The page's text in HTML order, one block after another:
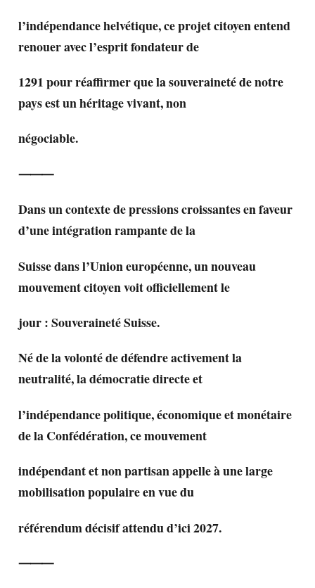
l’indépendance helvétique, ce projet citoyen entend
renouer avec l’esprit fondateur de
1291 pour réaffirmer que la souveraineté de notre
pays est un héritage vivant, non
négociable.
⸻
Dans un contexte de pressions croissantes en faveur
d’une intégration rampante de la
Suisse dans l’Union européenne, un nouveau
mouvement citoyen voit officiellement le
jour : Souveraineté Suisse.
Né de la volonté de défendre activement la
neutralité, la démocratie directe et
l’indépendance politique, économique et monétaire
de la Confédération, ce mouvement
indépendant et non partisan appelle à une large
mobilisation populaire en vue du
référendum décisif attendu d’ici 2027.
⸻